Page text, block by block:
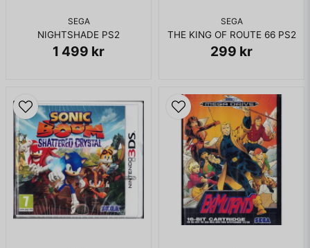
SEGA
NIGHTSHADE PS2
1 499 kr
SEGA
THE KING OF ROUTE 66 PS2
299 kr